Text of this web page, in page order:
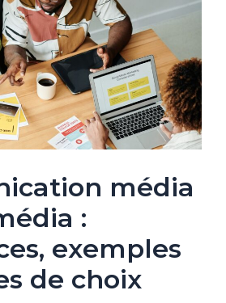
média
:
exemples
de choix